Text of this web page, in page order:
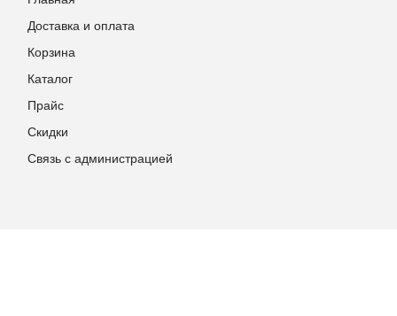
Доставка и оплата
Корзина
Каталог
Прайс
Скидки
Связь с администрацией